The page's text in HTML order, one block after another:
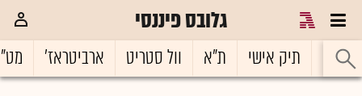
גלובס פיננסי
ראשי תיק אישי ת"א וול סטריט ארביטראז'